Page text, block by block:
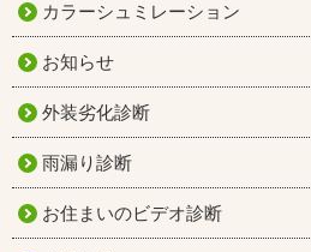
カラーシュミレーション
お知らせ
外装劣化診断
雨漏り診断
お住まいのビデオ診断